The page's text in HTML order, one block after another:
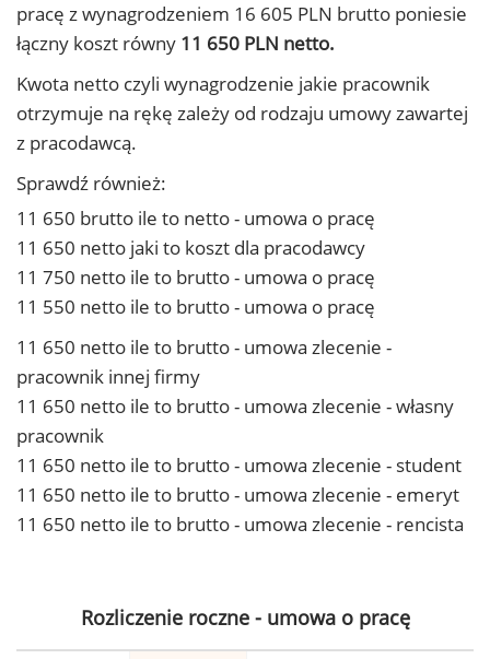
pracę z wynagrodzeniem 16 605 PLN brutto poniesie
łączny koszt równy 11 650 PLN netto.
Kwota netto czyli wynagrodzenie jakie pracownik
otrzymuje na rękę zależy od rodzaju umowy zawartej
z pracodawcą.
Sprawdź również:
11 650 brutto ile to netto - umowa o pracę
11 650 netto jaki to koszt dla pracodawcy
11 750 netto ile to brutto - umowa o pracę
11 550 netto ile to brutto - umowa o pracę
11 650 netto ile to brutto - umowa zlecenie -
pracownik innej firmy
11 650 netto ile to brutto - umowa zlecenie - własny
pracownik
11 650 netto ile to brutto - umowa zlecenie - student
11 650 netto ile to brutto - umowa zlecenie - emeryt
11 650 netto ile to brutto - umowa zlecenie - rencista
Rozliczenie roczne - umowa o pracę